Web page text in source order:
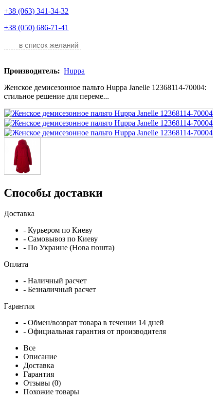
+38 (063) 341-34-32
+38 (050) 686-71-41
в список желаний
Производитель: Huppa
Женское демисезонное пальто Huppa Janelle 12368114-70004:
стильное решение для переме...
Способы доставки
Доставка
- Курьером по Киеву
- Самовывоз по Киеву
- По Украине (Нова пошта)
Оплата
- Наличный расчет
- Безналичный расчет
Гарантия
- Обмен/возврат товара в течении 14 дней
- Официальная гарантия от производителя
Все
Описание
Доставка
Гарантия
Отзывы (0)
Похожие товары